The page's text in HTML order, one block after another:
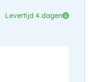
Levertijd 4 dagen